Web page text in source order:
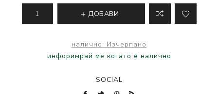
ДОБАВИ
налично: Изчерпано
инфоримрай ме когато е налично
SOCIAL